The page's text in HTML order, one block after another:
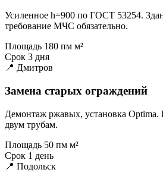
Усиленное h=900 по ГОСТ 53254.
требование МЧС обязательно.
Площадь 180 пм м²
Срок 3 дня
📍 Дмитров
Замена старых ограждений
Демонтаж ржавых, установка
двум трубам.
Площадь 50 пм м²
Срок 1 день
📍 Подольск